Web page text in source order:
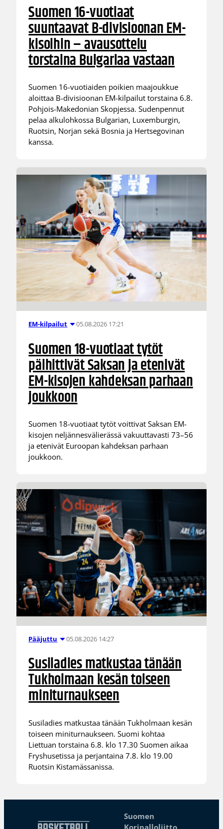
Suomen 16-vuotiaat
suuntaavat B-divisioonan EM-
kisoihin – avausottelu
torstaina Bulgariaa vastaan
Suomen 16-vuotiaiden poikien maajoukkue
aloittaa B-divisioonan EM-kilpailut torstaina 6.8.
Pohjois-Makedonian Skopjessa. Sudenpennut
pelaa alkulohkossa Bulgarian, Luxemburgin,
Ruotsin, Norjan sekä Bosnia ja Hertsegovinan
kanssa.
EM-kilpailut 05.08.2026 17:21
Suomen 18-vuotiaat tytöt
päihittivät Saksan ja etenivät
EM-kisojen kahdeksan parhaan
joukkoon
Suomen 18-vuotiaat tytöt voittivat Saksan EM-
kisojen neljännesvälierässä vakuuttavasti 73–56
ja etenivät Euroopan kahdeksan parhaan
joukkoon.
Pääjuttu 05.08.2026 14:27
Susiladies matkustaa tänään
Tukholmaan kesän toiseen
miniturnaukseen
Susiladies matkustaa tänään Tukholmaan kesän
toiseen miniturnaukseen. Suomi kohtaa
Liettuan torstaina 6.8. klo 17.30 Suomen aikaa
Fryshusetissa ja perjantaina 7.8. klo 19.00
Ruotsin Kistamässanissa.
Suomen